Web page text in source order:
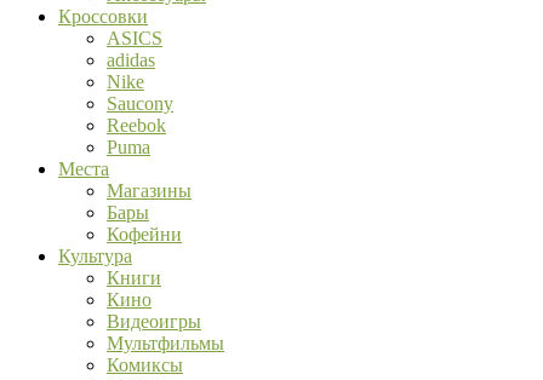
Кроссовки
ASICS
adidas
Nike
Saucony
Reebok
Puma
Места
Магазины
Бары
Кофейни
Культура
Книги
Кино
Видеоигры
Мультфильмы
Комиксы